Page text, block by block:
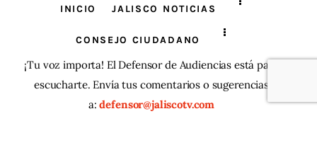
INICIO JALISCO NOTICIAS
CONSEJO CIUDADANO
¡Tu voz importa! El Defensor de Audiencias está para
escucharte. Envía tus comentarios o sugerencias
a:defensor@jaliscotv.com